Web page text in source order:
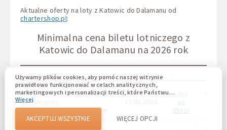
Aktualne oferty na loty z Katowic do Dalamanu od
chartershop.pl:
Minimalna cena biletu lotniczego z
Katowic do Dalamanu na 2026 rok
Miesiąc Podróż w jedną stronę
Sierpień
Katowice
Dalaman
od
559 zł
Używamy plików cookies, aby pomóc naszej witrynie
prawidłowo funkcjonować w celach analitycznych,
marketingowych i personalizacji treści, które Państwu
wyświetlają się. Pliki cookie umożliwiają nam odróżnienie
Państwa od innych użytkowników naszej witryny.
Zrozumienie, w jaki sposób korzystacie z naszej witryny,
pomaga nam zapewnić Wam jak najlepsze możliwości oraz
Więcej
AKCEPTUJ WSZYSTKIE WIĘCEJ OPCJI